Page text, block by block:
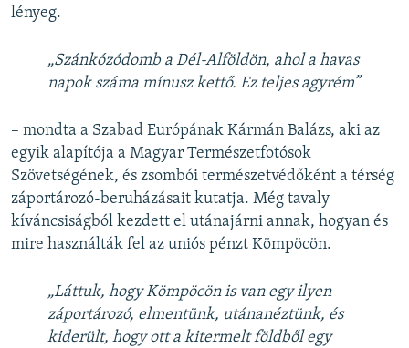
lényeg.
„Szánkózódomb a Dél-Alföldön, ahol a havas
napok száma mínusz kettő. Ez teljes agyrém”
– mondta a Szabad Európának Kármán Balázs, aki az
egyik alapítója a Magyar Természetfotósok
Szövetségének, és zsombói természetvédőként a térség
záportározó-beruházásait kutatja. Még tavaly
kíváncsiságból kezdett el utánajárni annak, hogyan és
mire használták fel az uniós pénzt Kömpöcön.
„Láttuk, hogy Kömpöcön is van egy ilyen
záportározó, elmentünk, utánanéztünk, és
kiderült, hogy ott a kitermelt földből egy